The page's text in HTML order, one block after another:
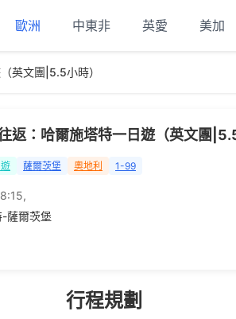
歐洲 中東非 英愛 美加
英文團|5.5小時）
返：哈爾施塔特一日遊（英文團
薩爾茨堡 奧地利 1-99
,
薩爾茨堡
行程規劃